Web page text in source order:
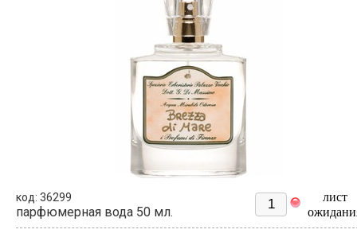
код: 36299
парфюмерная вода 50 мл.
лист